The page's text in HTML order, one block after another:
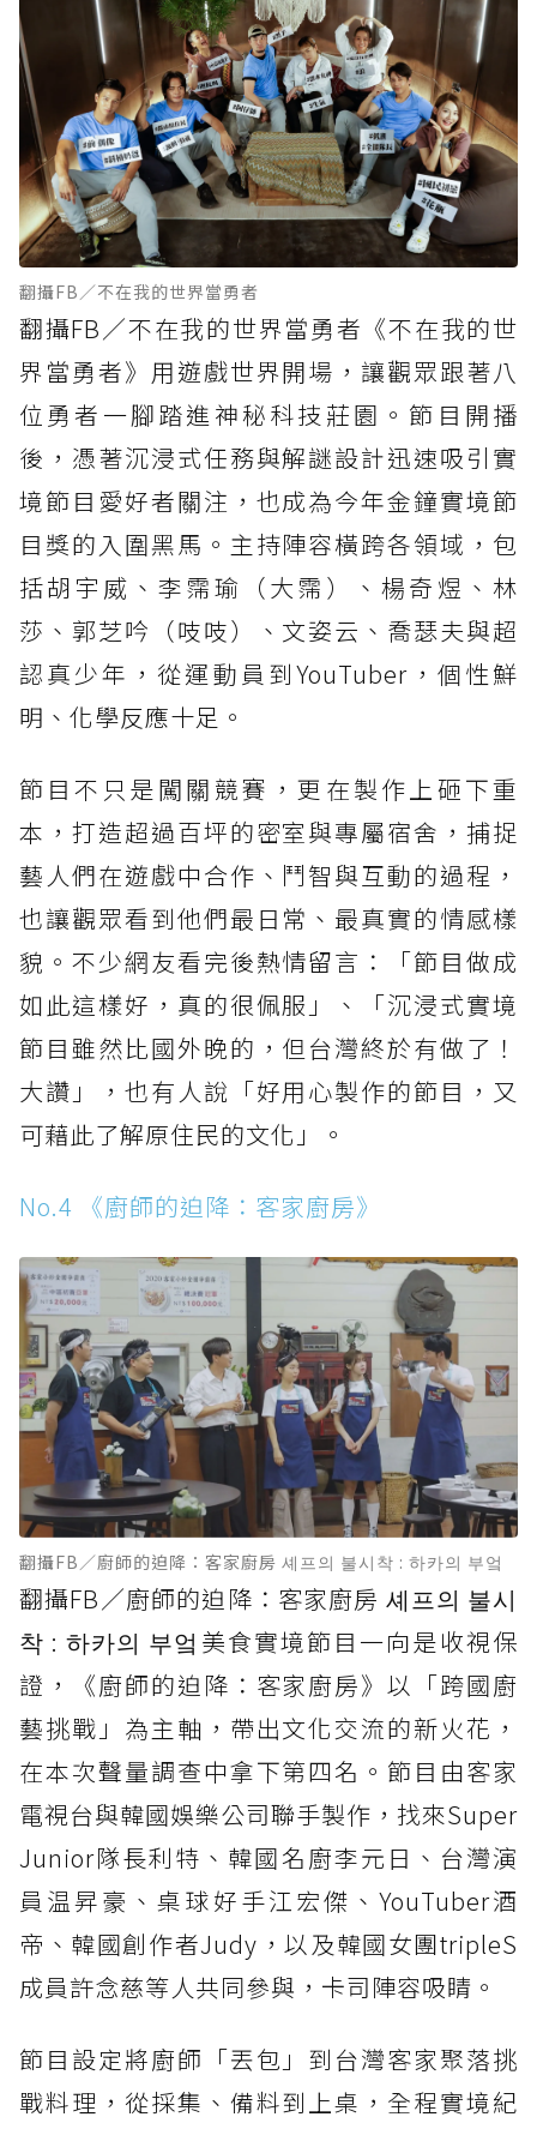
翻攝FB／不在我的世界當勇者
翻攝FB／不在我的世界當勇者《不在我的世
界當勇者》用遊戲世界開場，讓觀眾跟著八
位勇者一腳踏進神秘科技莊園。節目開播
後，憑著沉浸式任務與解謎設計迅速吸引實
境節目愛好者關注，也成為今年金鐘實境節
目獎的入圍黑馬。主持陣容橫跨各領域，包
括胡宇威、李霈瑜（大霈）、楊奇煜、林
莎、郭芝吟（吱吱）、文姿云、喬瑟夫與超
認真少年，從運動員到YouTuber，個性鮮
明、化學反應十足。
節目不只是闖關競賽，更在製作上砸下重
本，打造超過百坪的密室與專屬宿舍，捕捉
藝人們在遊戲中合作、鬥智與互動的過程，
也讓觀眾看到他們最日常、最真實的情感樣
貌。不少網友看完後熱情留言：「節目做成
如此這樣好，真的很佩服」、「沉浸式實境
節目雖然比國外晚的，但台灣終於有做了！
大讚」，也有人說「好用心製作的節目，又
可藉此了解原住民的文化」。
No.4 《廚師的迫降：客家廚房》
翻攝FB／廚師的迫降：客家廚房 셰프의 불시착 : 하카의 부엌
翻攝FB／廚師的迫降：客家廚房 셰프의 불시
착 : 하카의 부엌美食實境節目一向是收視保
證，《廚師的迫降：客家廚房》以「跨國廚
藝挑戰」為主軸，帶出文化交流的新火花，
在本次聲量調查中拿下第四名。節目由客家
電視台與韓國娛樂公司聯手製作，找來Super
Junior隊長利特、韓國名廚李元日、台灣演
員温昇豪、桌球好手江宏傑、YouTuber酒
帝、韓國創作者Judy，以及韓國女團tripleS
成員許念慈等人共同參與，卡司陣容吸睛。
節目設定將廚師「丟包」到台灣客家聚落挑
戰料理，從採集、備料到上桌，全程實境紀